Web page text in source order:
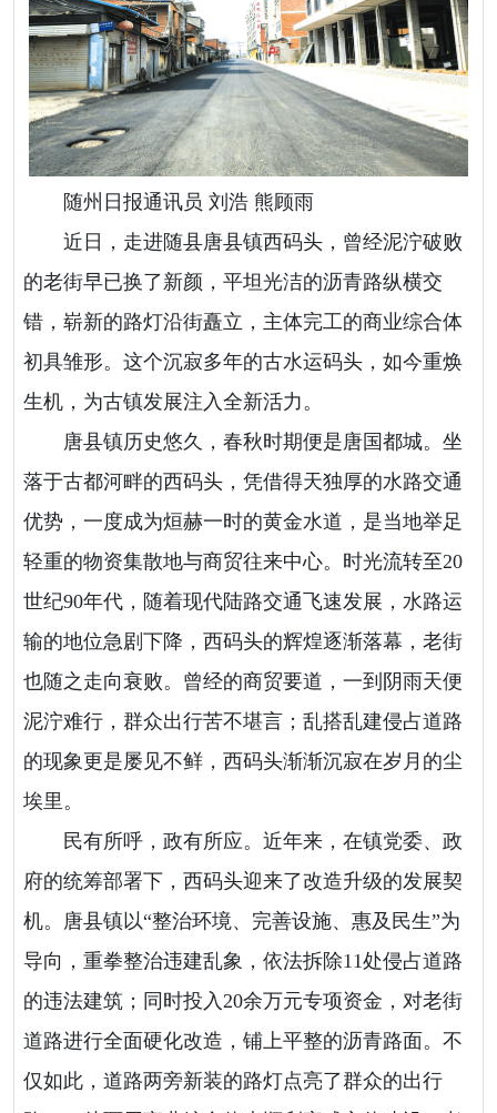
随州日报通讯员 刘浩 熊顾雨
近日，走进随县唐县镇西码头，曾经泥泞破败
的老街早已换了新颜，平坦光洁的沥青路纵横交
错，崭新的路灯沿街矗立，主体完工的商业综合体
初具雏形。这个沉寂多年的古水运码头，如今重焕
生机，为古镇发展注入全新活力。
唐县镇历史悠久，春秋时期便是唐国都城。坐
落于古都河畔的西码头，凭借得天独厚的水路交通
优势，一度成为烜赫一时的黄金水道，是当地举足
轻重的物资集散地与商贸往来中心。时光流转至20
世纪90年代，随着现代陆路交通飞速发展，水路运
输的地位急剧下降，西码头的辉煌逐渐落幕，老街
也随之走向衰败。曾经的商贸要道，一到阴雨天便
泥泞难行，群众出行苦不堪言；乱搭乱建侵占道路
的现象更是屡见不鲜，西码头渐渐沉寂在岁月的尘
埃里。
民有所呼，政有所应。近年来，在镇党委、政
府的统筹部署下，西码头迎来了改造升级的发展契
机。唐县镇以“整治环境、完善设施、惠及民生”为
导向，重拳整治违建乱象，依法拆除11处侵占道路
的违法建筑；同时投入20余万元专项资金，对老街
道路进行全面硬化改造，铺上平整的沥青路面。不
仅如此，道路两旁新装的路灯点亮了群众的出行